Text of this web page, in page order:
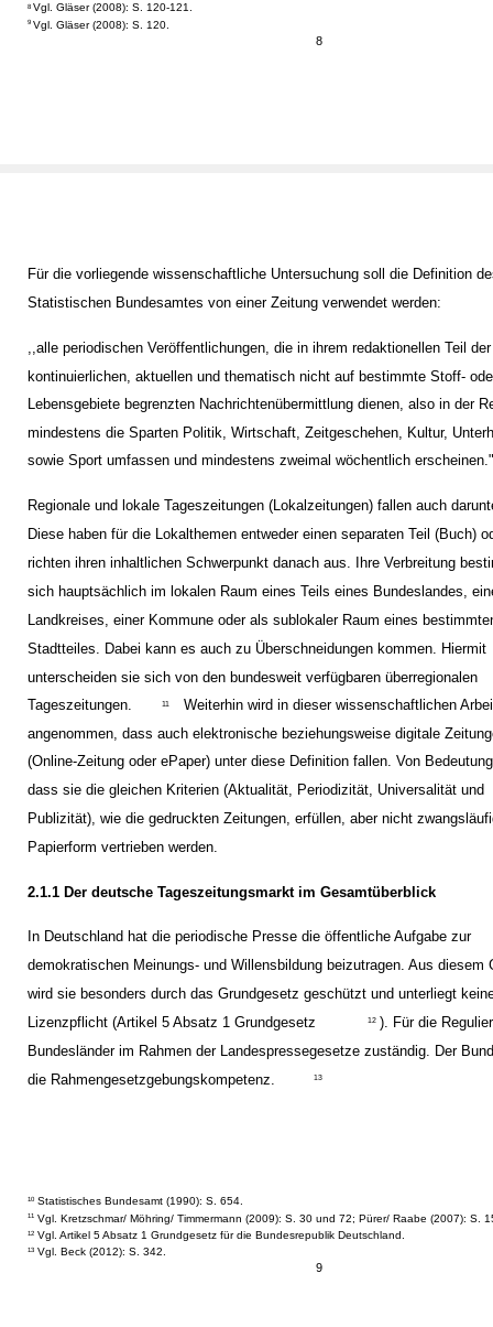
8
8 Vgl. Gläser (2008): S. 120-121.
9 Vgl. Gläser (2008): S. 120.
9
Für die vorliegende wissenschaftliche Untersuchung soll die Definition
Statistischen Bundesamtes von einer Zeitung verwendet werden:
,,alle periodischen Veröffentlichungen, die in ihrem redaktionellen Teil der
kontinuierlichen, aktuellen und thematisch nicht auf bestimmte Stoff-
Lebensgebiete begrenzten Nachrichtenübermittlung dienen, also in der
mindestens die Sparten Politik, Wirtschaft, Zeitgeschehen, Kultur,
sowie Sport umfassen und mindestens zweimal wöchentlich
Regionale und lokale Tageszeitungen (Lokalzeitungen) fallen auch
Diese haben für die Lokalthemen entweder einen separaten Teil (Buch)
richten ihren inhaltlichen Schwerpunkt danach aus. Ihre Verbreitung
sich hauptsächlich im lokalen Raum eines Teils eines Bundeslandes,
Landkreises, einer Kommune oder als sublokaler Raum eines
Stadtteiles. Dabei kann es auch zu Überschneidungen kommen. Hiermit
unterscheiden sie sich von den bundesweit verfügbaren überregionalen
Tageszeitungen.
11
Weiterhin wird in dieser wissenschaftlichen
angenommen, dass auch elektronische beziehungsweise digitale
(Online-Zeitung oder ePaper) unter diese Definition fallen. Von
dass sie die gleichen Kriterien (Aktualität, Periodizität, Universalität und
Publizität), wie die gedruckten Zeitungen, erfüllen, aber nicht
Papierform vertrieben werden.
2.1.1 Der deutsche Tageszeitungsmarkt im Gesamtüberblick
In Deutschland hat die periodische Presse die öffentliche Aufgabe zur
demokratischen Meinungs- und Willensbildung beizutragen. Aus diesem
wird sie besonders durch das Grundgesetz geschützt und unterliegt
Lizenzpflicht (Artikel 5 Absatz 1 Grundgesetz
12 ). Für die
Bundesländer im Rahmen der Landespressegesetze zuständig. Der
die Rahmengesetzgebungskompetenz.
13
10 Statistisches Bundesamt (1990): S. 654.
11 Vgl. Kretzschmar/ Möhring/ Timmermann (2009): S. 30 und 72; Pürer/ Raabe (2007): S.
12 Vgl. Artikel 5 Absatz 1 Grundgesetz für die Bundesrepublik Deutschland.
13 Vgl. Beck (2012): S. 342.